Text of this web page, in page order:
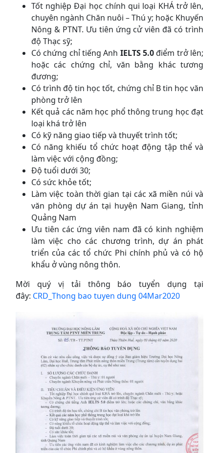
Tốt nghiệp Đại học chính qui loại KHÁ trở lên,
chuyên ngành Chăn nuôi – Thú y; hoặc Khuyến
Nông & PTNT. Ưu tiên ứng cử viên đã có trình
độ Thạc sỹ;
Có chứng chỉ tiếng Anh IELTS 5.0điểm trở lên;
hoặc các chứng chỉ, văn bằng khác tương
đương;
Có trình độ tin học tốt, chứng chỉ B tin học văn
phòng trở lên
Kết quả các năm học phổ thông trung học đạt
loại khá trở lên
Có kỹ năng giao tiếp và thuyết trình tốt;
Có năng khiếu tổ chức hoạt động tập thể và
làm việc với cộng đồng;
Độ tuổi dưới 30;
Có sức khỏe tốt;
Làm việc toàn thời gian tại các xã miền núi và
văn phòng dự án tại huyện Nam Giang, tỉnh
Quảng Nam
Ưu tiên các ứng viên nam đã có kinh nghiệm
làm việc cho các chương trình, dự án phát
triển của các tổ chức Phi chính phủ và có hộ
khẩu ở vùng nông thôn.
Mời quý vị tải thông báo tuyển dụng tại
đây: CRD_Thong bao tuyen dung 04Mar2020